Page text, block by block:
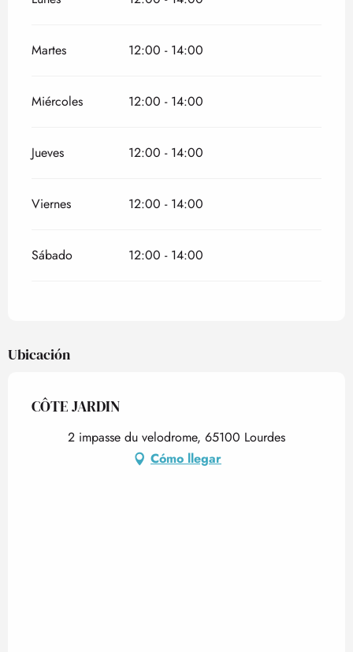
Martes 12:00 - 14:00
Miércoles 12:00 - 14:00
Jueves 12:00 - 14:00
Viernes 12:00 - 14:00
Sábado 12:00 - 14:00
Ubicación
CÔTE JARDIN
2 impasse du velodrome, 65100 Lourdes
Cómo llegar